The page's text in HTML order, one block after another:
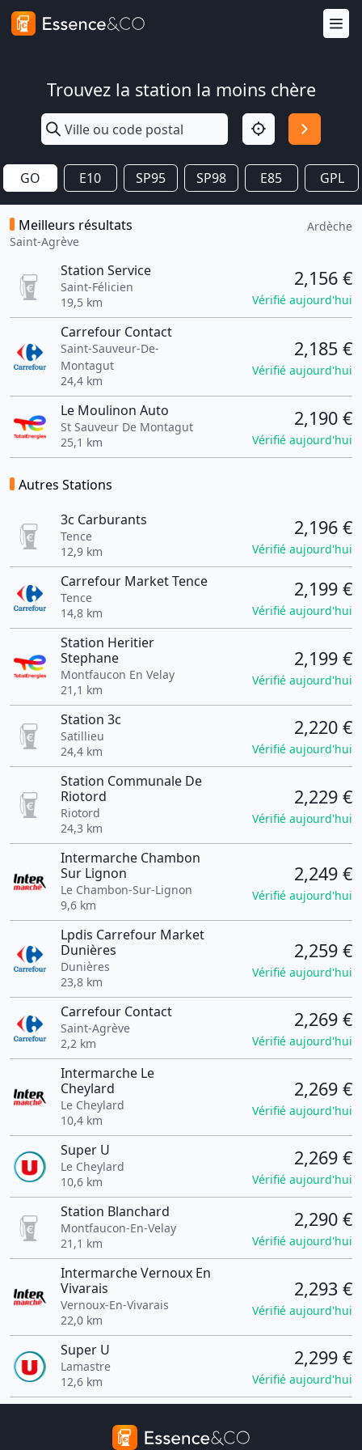
Trouvez la station la moins chère
GO E10 SP95 SP98 E85 GPL
Meilleurs résultats
Saint-Agrève
Ardèche
Station Service
Saint-Félicien
19,5 km
2,156 €
Vérifié aujourd'hui
Carrefour Contact
Saint-Sauveur-De-
Montagut
24,4 km
2,185 €
Vérifié aujourd'hui
Le Moulinon Auto
St Sauveur De Montagut
25,1 km
2,190 €
Vérifié aujourd'hui
Autres Stations
3c Carburants
Tence
12,9 km
2,196 €
Vérifié aujourd'hui
Carrefour Market Tence
Tence
14,8 km
2,199 €
Vérifié aujourd'hui
Station Heritier
Stephane
Montfaucon En Velay
21,1 km
2,199 €
Vérifié aujourd'hui
Station 3c
Satillieu
24,4 km
2,220 €
Vérifié aujourd'hui
Station Communale De
Riotord
Riotord
24,3 km
2,229 €
Vérifié aujourd'hui
Intermarche Chambon
Sur Lignon
Le Chambon-Sur-Lignon
9,6 km
2,249 €
Vérifié aujourd'hui
Lpdis Carrefour Market
Dunières
Dunières
23,8 km
2,259 €
Vérifié aujourd'hui
Carrefour Contact
Saint-Agrève
2,2 km
2,269 €
Vérifié aujourd'hui
Intermarche Le
Cheylard
Le Cheylard
10,4 km
2,269 €
Vérifié aujourd'hui
Super U
Le Cheylard
10,6 km
2,269 €
Vérifié aujourd'hui
Station Blanchard
Montfaucon-En-Velay
21,1 km
2,290 €
Vérifié aujourd'hui
Intermarche Vernoux En
Vivarais
Vernoux-En-Vivarais
22,0 km
2,293 €
Vérifié aujourd'hui
Super U
Lamastre
12,6 km
2,299 €
Vérifié aujourd'hui